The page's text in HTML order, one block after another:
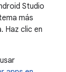
Studio
más
Haz clic en